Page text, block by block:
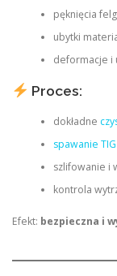
pęknięcia felg
ubytki
deformacje i
Proces:
dokładne
spawanie TIG
szlifowanie i
kontrola
Efekt: bezpieczna i